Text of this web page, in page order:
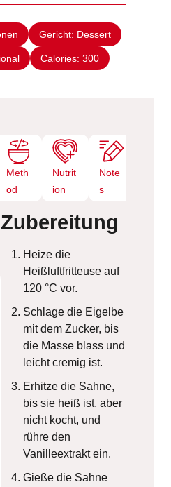
e
i
n
u
t
Gericht: Dessert
Calories: 300
Meth
od
Nutrit
ion
Note
s
Zubereitung
Heize die
Heißluftfritteuse auf
120 °C vor.
Schlage die Eigelbe
mit dem Zucker, bis
die Masse blass und
leicht cremig ist.
Erhitze die Sahne,
bis sie heiß ist, aber
nicht kocht, und
rühre den
Vanilleextrakt ein.
Gieße die Sahne